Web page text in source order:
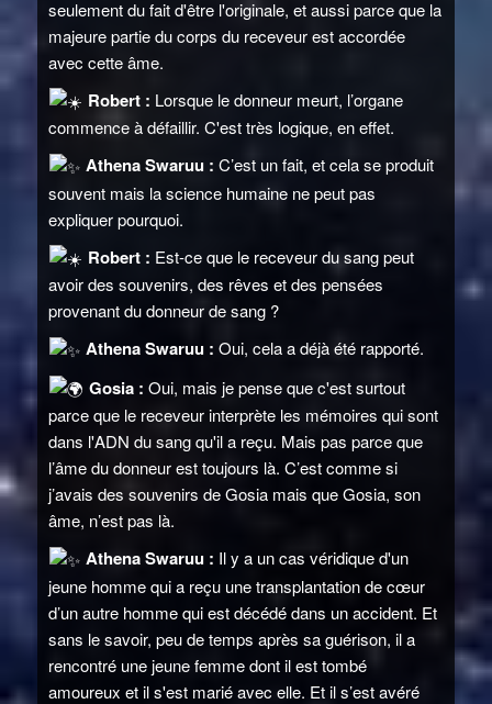
seulement du fait d'être l'originale, et aussi parce que la
majeure partie du corps du receveur est accordée
avec cette âme.
Robert : Lorsque le donneur meurt, l’organe
commence à défaillir. C'est très logique, en effet.
Athena Swaruu : C’est un fait, et cela se produit
souvent mais la science humaine ne peut pas
expliquer pourquoi.
Robert : Est-ce que le receveur du sang peut
avoir des souvenirs, des rêves et des pensées
provenant du donneur de sang ?
Athena Swaruu : Oui, cela a déjà été rapporté.
Gosia : Oui, mais je pense que c'est surtout
parce que le receveur interprète les mémoires qui sont
dans l'ADN du sang qu'il a reçu. Mais pas parce que
l’âme du donneur est toujours là. C’est comme si
j’avais des souvenirs de Gosia mais que Gosia, son
âme, n’est pas là.
Athena Swaruu : Il y a un cas véridique d'un
jeune homme qui a reçu une transplantation de cœur
d’un autre homme qui est décédé dans un accident. Et
sans le savoir, peu de temps après sa guérison, il a
rencontré une jeune femme dont il est tombé
amoureux et il s'est marié avec elle. Et il s’est avéré